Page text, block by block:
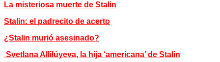
La misteriosa muerte de Stalin
Stalin: el padrecito de acerto
¿Stalin murió asesinado?
Svetlana Allilúyeva, la hija ‘americana’ de Stalin